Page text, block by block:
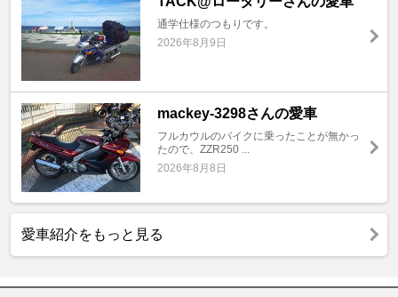
通学仕様のつもりです。
2026年8月9日
mackey-3298さんの愛車
フルカウルのバイクに乗ったことが無かっ
たので、ZZR250 ...
2026年8月8日
愛車紹介をもっと見る